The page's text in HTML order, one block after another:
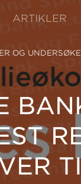
ARTIKLER
OG